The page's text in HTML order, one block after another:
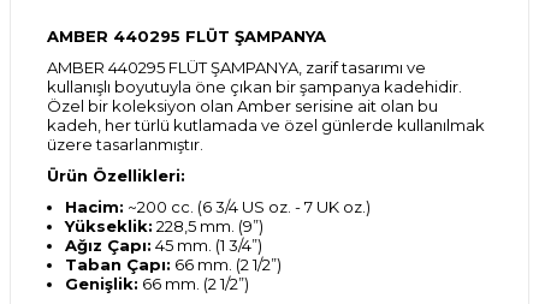
AMBER 440295 FLÜT ŞAMPANYA
AMBER 440295 FLÜT ŞAMPANYA, zarif tasarımı ve
kullanışlı boyutuyla öne çıkan bir şampanya kadehidir.
Özel bir koleksiyon olan Amber serisine ait olan bu
kadeh, her türlü kutlamada ve özel günlerde kullanılmak
üzere tasarlanmıştır.
Ürün Özellikleri:
Hacim: ~200 cc. (6 3/4 US oz. - 7 UK oz.)
Yükseklik: 228,5 mm. (9”)
Ağız Çapı: 45 mm. (1 3/4”)
Taban Çapı: 66 mm. (2 1/2”)
Genişlik: 66 mm. (2 1/2”)